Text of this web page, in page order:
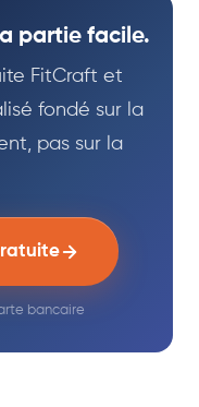
partie facile.
FitCraft et
fondé sur la
pas sur la
bancaire